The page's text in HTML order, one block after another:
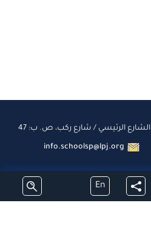
En
الشارع الرئيسي / شارع ركب، ص. ب: 47
info.schoolsp@lpj.org